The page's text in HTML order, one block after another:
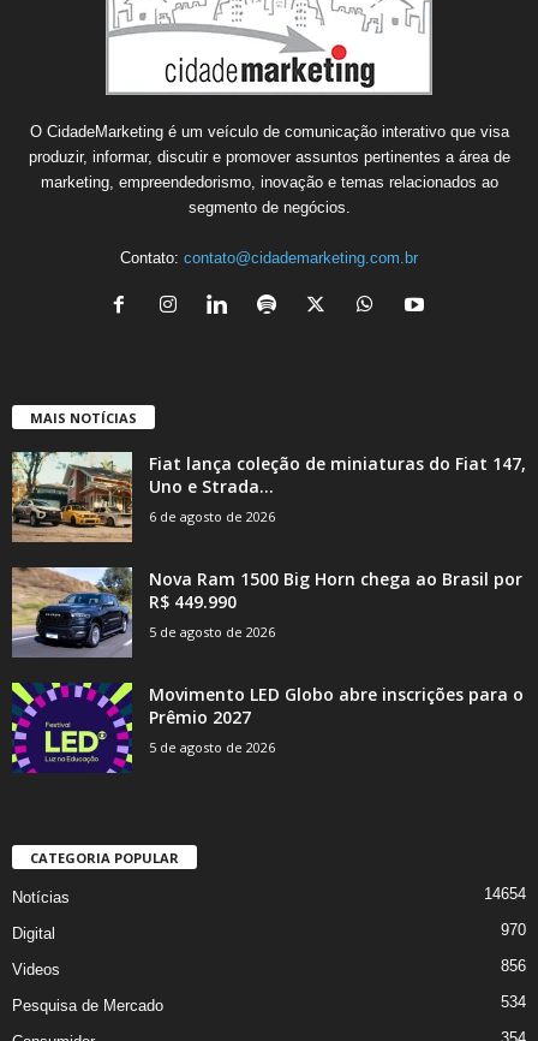
O CidadeMarketing é um veículo de comunicação interativo que visa
produzir, informar, discutir e promover assuntos pertinentes a área de
marketing, empreendedorismo, inovação e temas relacionados ao
segmento de negócios.
Contato: contato@cidademarketing.com.br
MAIS NOTÍCIAS
Fiat lança coleção de miniaturas do Fiat 147,
Uno e Strada...
6 de agosto de 2026
Nova Ram 1500 Big Horn chega ao Brasil por
R$ 449.990
5 de agosto de 2026
Movimento LED Globo abre inscrições para o
Prêmio 2027
5 de agosto de 2026
CATEGORIA POPULAR
Notícias 14654
Digital 970
Videos 856
Pesquisa de Mercado 534